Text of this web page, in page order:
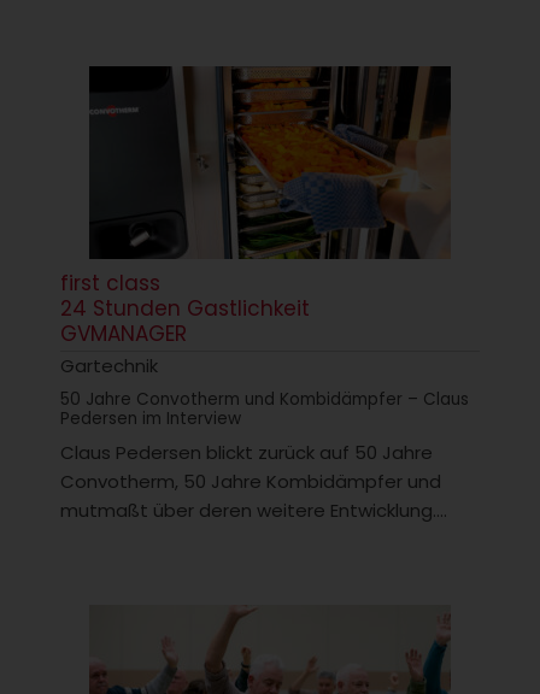
first class
24 Stunden Gastlichkeit
GVMANAGER
Gartechnik
50 Jahre Convotherm und Kombidämpfer – Claus
Pedersen im Interview
Claus Pedersen blickt zurück auf 50 Jahre
Convotherm, 50 Jahre Kombidämpfer und
mutmaßt über deren weitere Entwicklung....